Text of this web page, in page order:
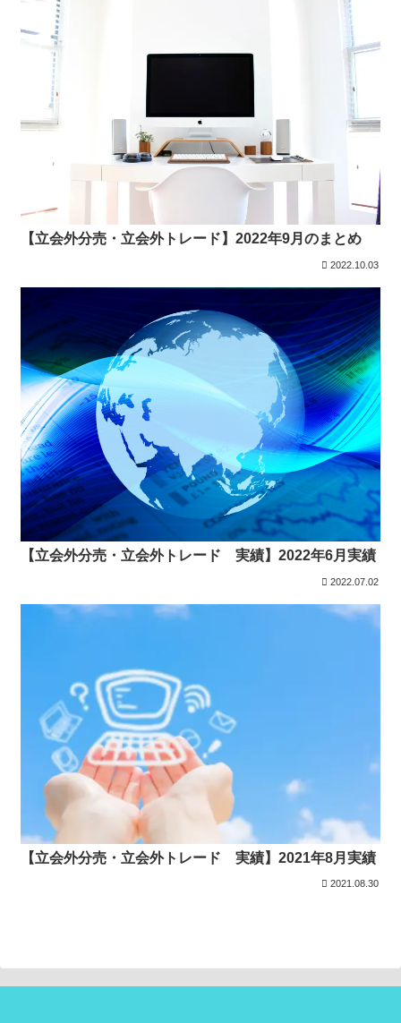
【立会外分売・立会外トレード】2022年9月のまとめ
2022.10.03
【立会外分売・立会外トレード 実績】2022年6月実績
2022.07.02
【立会外分売・立会外トレード 実績】2021年8月実績
2021.08.30